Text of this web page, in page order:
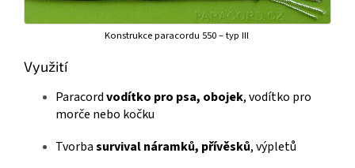
Konstrukce paracordu 550 – typ III
Využití
Paracordvodítko pro psa, obojek, vodítko pro
morče nebo kočku
Tvorbasurvival náramků, přívěsků, výpletů